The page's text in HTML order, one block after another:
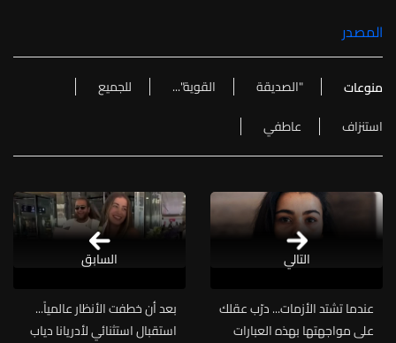
المصدر
منوعات "الصديقة القوية"...
للجميع
استنزاف
عاطفي
التالي
عندما تشتد الأزمات... درّب عقلك
على مواجهتها بهذه العبارات
بعد أن خطفت الأنظار عالمياً...
استقبال استثنائي لأدريانا دياب
السابق